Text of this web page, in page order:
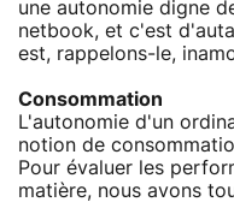
une autonomie digne
netbook, et c'est
est, rappelons-le,
Consommation
L'autonomie d'un
notion de
Pour évaluer les
matière, nous avons